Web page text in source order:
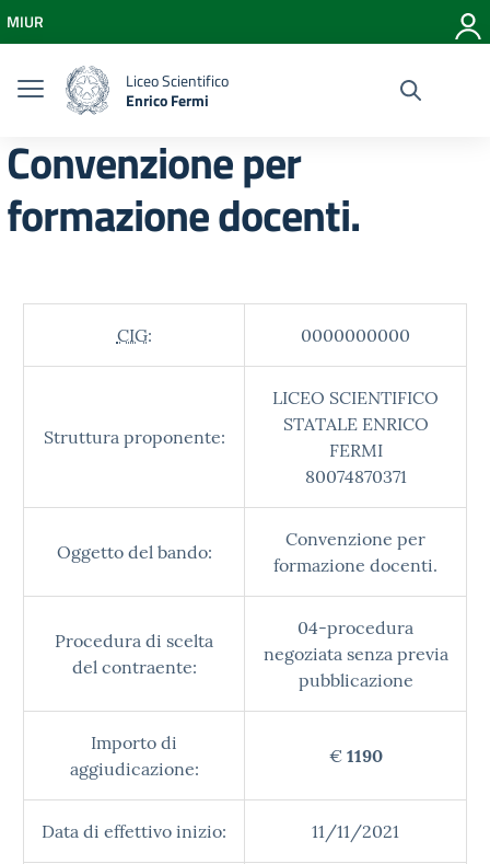
Vai al menu di navigazione
Vai al footer
MIUR
Liceo Scientifico
Enrico Fermi
Convenzione per
formazione docenti.
CIG: 0000000000
Struttura proponente:
LICEO SCIENTIFICO
STATALE ENRICO
FERMI
80074870371
Oggetto del bando:
Convenzione per
formazione docenti.
Procedura di scelta
del contraente:
04-procedura
negoziata senza previa
pubblicazione
Importo di
aggiudicazione:
€ 1190
Data di effettivo inizio: 11/11/2021